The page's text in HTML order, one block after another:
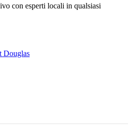
con esperti locali in qualsiasi
Douglas